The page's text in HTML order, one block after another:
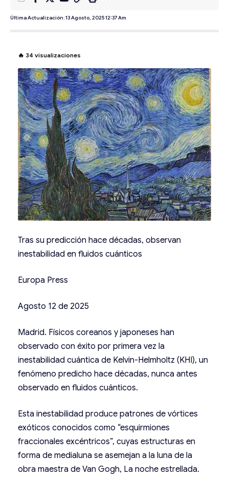
Última Actualización: 13 Agosto, 2025 12:37 Am
🔥 34 visualizaciones
Tras su predicción hace décadas, observan
inestabilidad en fluidos cuánticos
Europa Press
Agosto 12 de 2025
Madrid. Físicos coreanos y japoneses han
observado con éxito por primera vez la
inestabilidad cuántica de Kelvin-Helmholtz (KHI), un
fenómeno predicho hace décadas, nunca antes
observado en fluidos cuánticos.
Esta inestabilidad produce patrones de vórtices
exóticos conocidos como “esquirmiones
fraccionales excéntricos”, cuyas estructuras en
forma de medialuna se asemejan a la luna de la
obra maestra de Van Gogh, La noche estrellada.